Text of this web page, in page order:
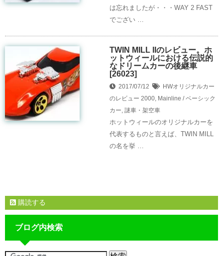
は忘れましたが・・・WAY 2 FAST
でござい …
TWIN MILL IIのレビュー。ホ
ットウィールにおける伝説的
なドリームカーの後継車
[26023]
2017/07/12
HWオリジナルカー
のレビュー 2000, Mainline / ベーシック
カー, 謎車・架空車
ホットウィールのオリジナルカーを
代表するものと言えば、TWIN MILL
の名を挙 …
購読する
ブログ内検索